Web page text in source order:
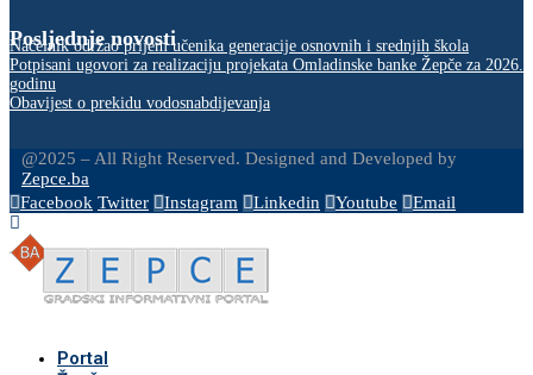
Posljednje novosti
Načelnik održao prijem učenika generacije osnovnih i srednjih škola
Potpisani ugovori za realizaciju projekata Omladinske banke Žepče za 2026.
godinu
Obavijest o prekidu vodosnabdijevanja
@2025 – All Right Reserved. Designed and Developed by
Zepce.ba
Facebook Twitter Instagram Linkedin Youtube Email
Portal